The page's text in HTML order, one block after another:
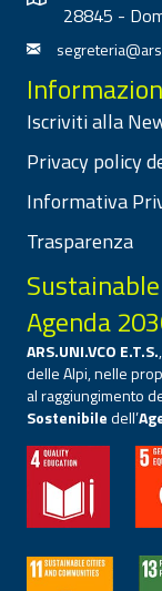
28845 -
Iscriviti alla
Privacy policy
Informativa
Trasparenza
Agenda
ARS.UNI.VCO E.T.S.
delle Alpi, nelle
al raggiungimento
Sostenibiledell’